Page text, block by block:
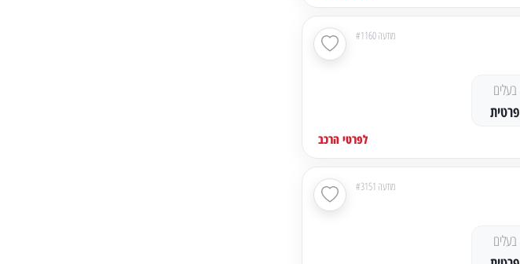
מודעה #1160
בעלים
פרטית
לפרטי הרכב
מודעה #3151
בעלים